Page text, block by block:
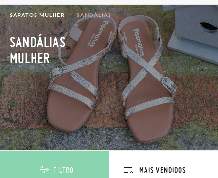
SAPATOS MULHER SANDÁLIAS
SANDÁLIAS
MULHER
FILTRO